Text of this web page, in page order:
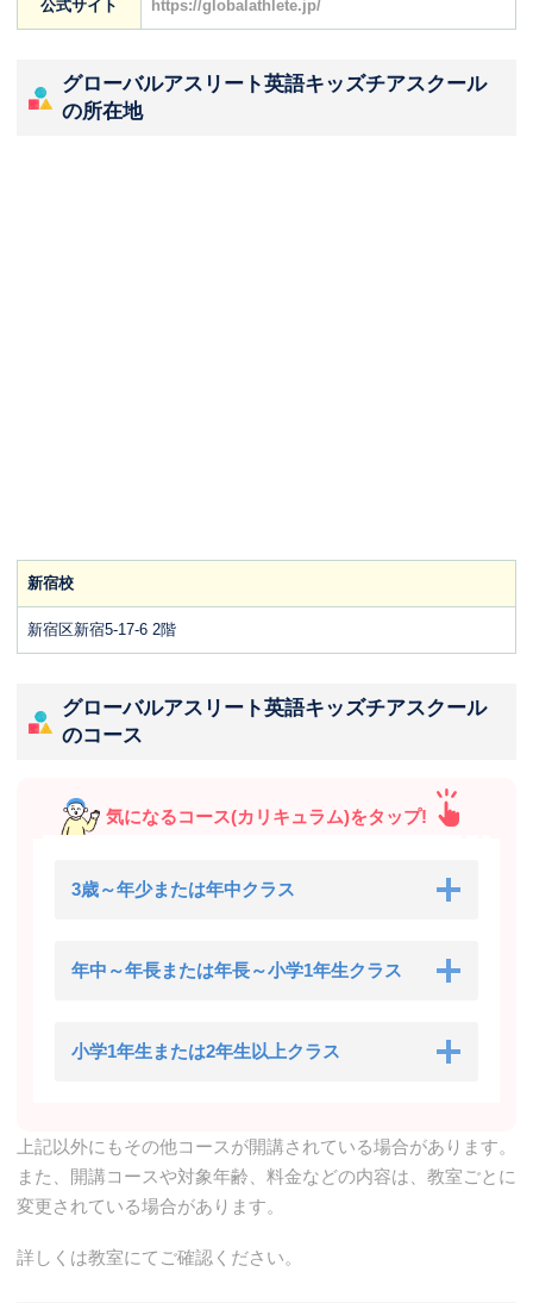
公式サイト https://globalathlete.jp/
グローバルアスリート英語キッズチアスクール
の所在地
新宿校
新宿区新宿5-17-6 2階
グローバルアスリート英語キッズチアスクール
のコース
気になるコース(カリキュラム)をタップ!
3歳～年少または年中クラス
年中～年長または年長～小学1年生クラス
小学1年生または2年生以上クラス
上記以外にもその他コースが開講されている場合があります。
また、開講コースや対象年齢、料金などの内容は、教室ごとに
変更されている場合があります。
詳しくは教室にてご確認ください。